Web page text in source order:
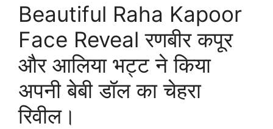
Beautiful Raha Kapoor
Face Reveal रणबीर कपूर
और आलिया भट्ट ने किया
अपनी बेबी डॉल का चेहरा
रिवील।